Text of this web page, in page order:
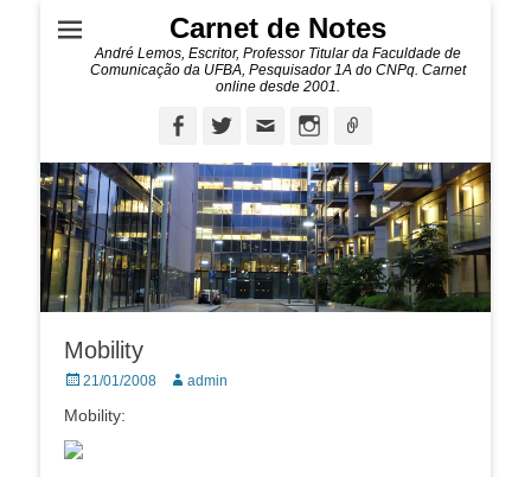
Carnet de Notes
André Lemos, Escritor, Professor Titular da Faculdade de
Comunicação da UFBA, Pesquisador 1A do CNPq. Carnet
online desde 2001.
FacebookTwitterEmail Instagram
Mobility
Posted
21/01/2008 Autor:admin
Mobility: